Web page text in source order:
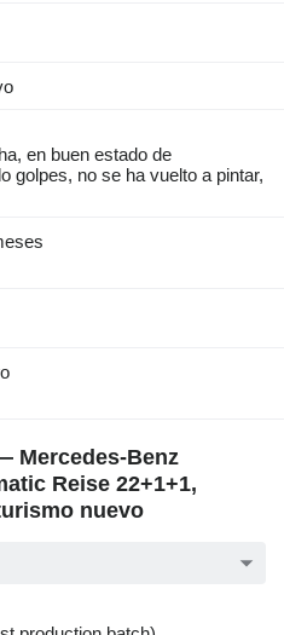
en buen estado de
golpes, no se ha vuelto a pintar,
Mercedes-Benz
Reise 22+1+1,
nuevo